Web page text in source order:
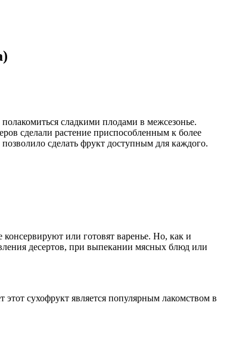
сладкими плодами в межсезонье.
сделали растение приспособленным к более
сделать фрукт доступным для каждого.
или готовят варенье. Но, как и
десертов, при выпекании мясных блюд или
сухофрукт является популярным лакомством в